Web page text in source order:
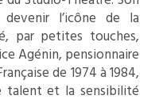
devenir l’icône de la
par petites touches,
Agénin, pensionnaire
de 1974 à 1984,
talent et la sensibilité